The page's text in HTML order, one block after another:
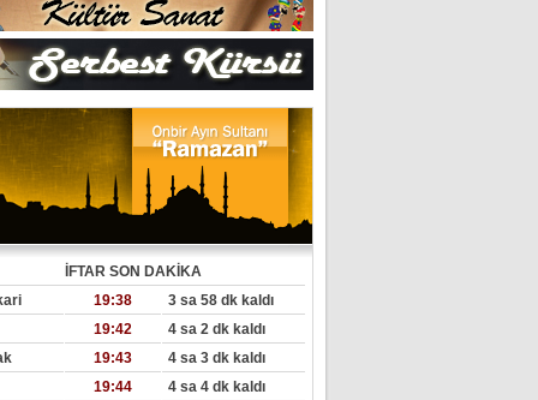
İFTAR SON DAKİKA
19:38
3 sa 58 dk kaldı
19:42
4 sa 2 dk kaldı
19:43
4 sa 3 dk kaldı
19:44
4 sa 4 dk kaldı